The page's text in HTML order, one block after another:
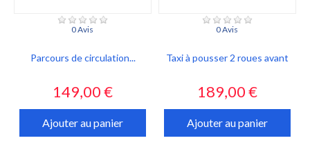
0 Avis
Parcours de circulation...
Prix
149,00 €
Ajouter au panier
0 Avis
Taxi à pousser 2 roues avant
Prix
189,00 €
Ajouter au panier